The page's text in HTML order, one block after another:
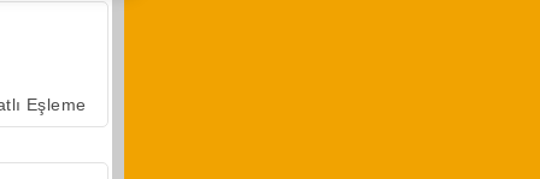
Eşleme